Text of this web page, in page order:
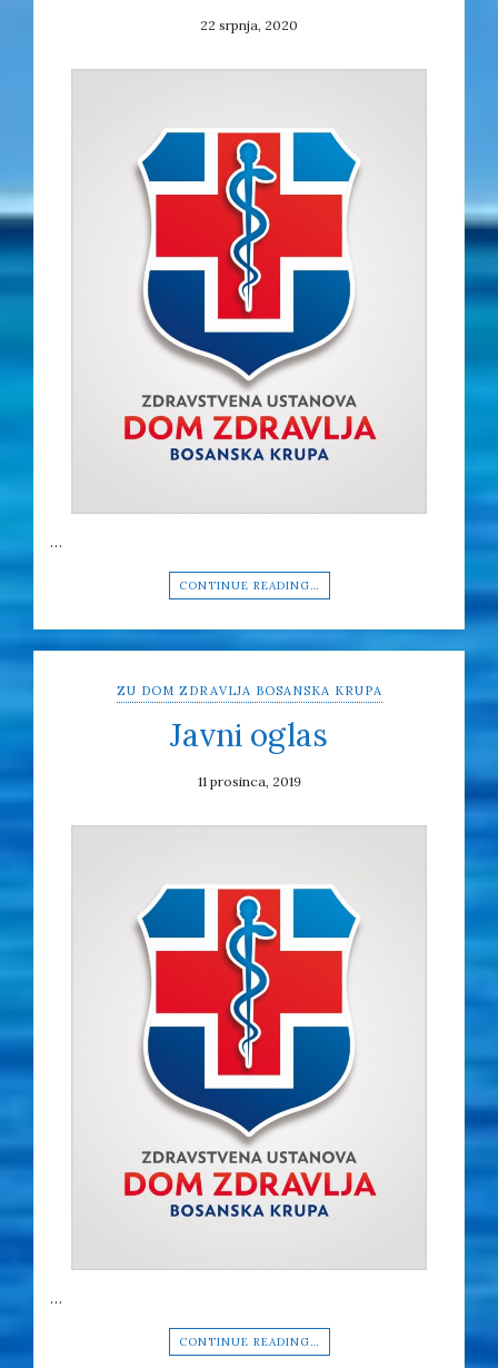
22 srpnja, 2020
…
CONTINUE READING…
ZU DOM ZDRAVLJA BOSANSKA KRUPA
Javni oglas
11 prosinca, 2019
…
CONTINUE READING…